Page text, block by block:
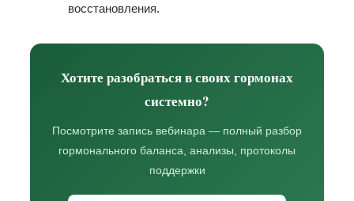
восстановления.
Хотите разобраться в своих гормонах
системно?
Посмотрите запись вебинара — полный разбор
гормонального баланса, анализы, протоколы
поддержки